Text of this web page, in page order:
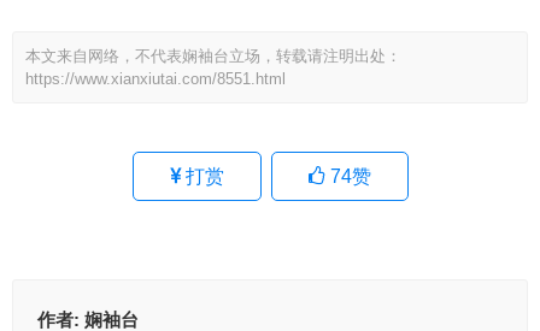
本文来自网络，不代表娴袖台立场，转载请注明出处：
https://www.xianxiutai.com/8551.html
打赏 74赞
作者: 娴袖台